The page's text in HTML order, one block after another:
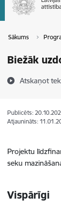
Sākums
Biežāk
Atskaņot
Publicēts:
Atjaunināts:
Projektu
seku
Vispārīgi